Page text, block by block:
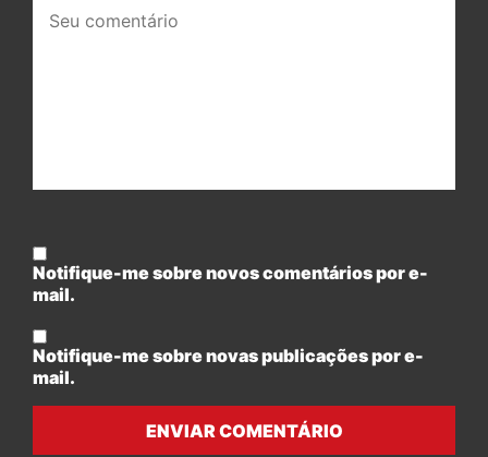
comentário:
Notifique-me sobre novos comentários por e-
mail.
Notifique-me sobre novas publicações por e-
mail.
ENVIAR COMENTÁRIO